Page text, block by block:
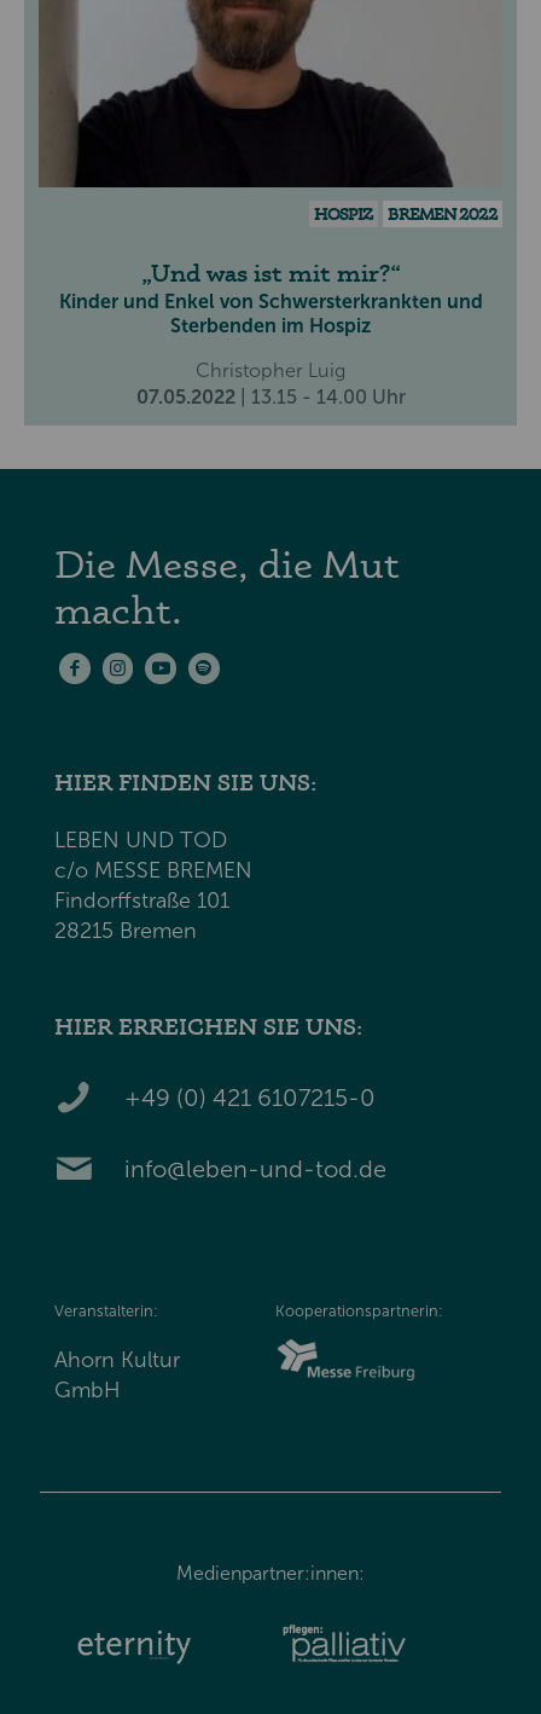
HOSPIZ BREMEN 2022
Und was ist mit mir?
Kinder und Enkel von Schwersterkrankten und
Sterbenden im Hospiz
Christopher Luig
07.05.2022
| 13.15 - 14.00 Uhr
Die Messe, die Mut
macht.
HIER FINDEN SIE UNS:
LEBEN UND TOD
c/o MESSE BREMEN
Findorffstraße 101
28215 Bremen
HIER ERREICHEN SIE UNS:
+49 (0) 421 6107215-0
info@leben-und-tod.de
Veranstalterin:
Ahorn Kultur
GmbH
Kooperationspartnerin:
Medienpartner:innen: